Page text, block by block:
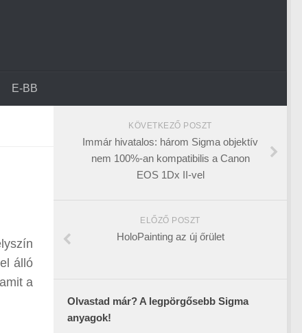
E-BB
álló
a
KÖVETKEZŐ POSZT
Immár hivatalos: három Sigma objektív
nem 100%-an kompatibilis a Canon
EOS 1Dx II-vel
ELŐZŐ POSZT
HoloPainting az új őrület
Olvastad már? A legpörgősebb Sigma
anyagok!